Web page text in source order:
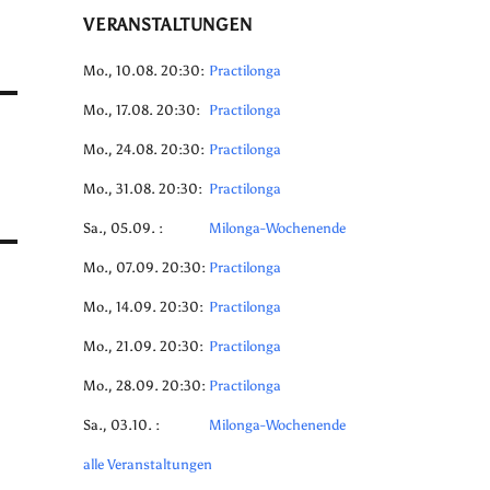
VERANSTALTUNGEN
Mo., 10.08. 20:30: Practilonga
Mo., 17.08. 20:30: Practilonga
Mo., 24.08. 20:30: Practilonga
Mo., 31.08. 20:30: Practilonga
Sa., 05.09. : Milonga-Wochenende
Mo., 07.09. 20:30: Practilonga
Mo., 14.09. 20:30: Practilonga
Mo., 21.09. 20:30: Practilonga
Mo., 28.09. 20:30: Practilonga
Sa., 03.10. : Milonga-Wochenende
alle Veranstaltungen